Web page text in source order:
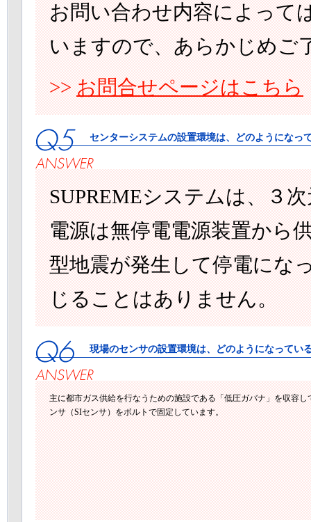
お問い合わせ内容によって
いますので、あらかじめご
>>お問合せページはこちら
センターシステムの設置環境は、どのようになっ
SUPREMEシステムは、３
電源は無停電電源装置から
型地震が発生して停電にな
じることはありません。
現場のセンサの設置環境は、どのようになってい
主に都市ガス供給を行なうための施設である「低圧ガバナ」を収容
ンサ（SIセンサ）をボルトで固定しています。